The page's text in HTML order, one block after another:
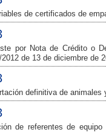
de certificados de
por Nota de Crédito o
de 13 de diciembre de
definitiva de
de referentes de